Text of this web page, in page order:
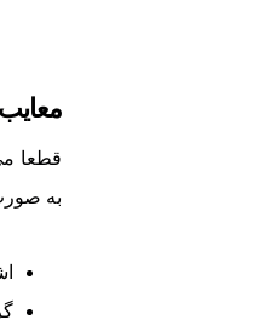
قطعا
به